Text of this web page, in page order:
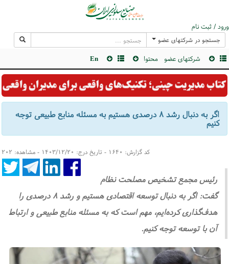
ورود / ثبت نام
جستجو در شرکتهای عضو
شرکتهای عضو محتوا En
اگر به دنبال رشد ۸ درصدی هستیم به مسئله منابع طبیعی توجه
کنیم
کد گزارش: ۱۶۴۰ - تاریخ درج: ۱۴۰۳/۱۲/۲۰ - مشاهده: ۲۰۲
رئیس مجمع تشخیص مصلحت نظام
گفت: اگر به دنبال توسعه اقتصادی هستیم و رشد ۸ درصدی را
هدف‌گذاری کرده‌ایم، مهم است که به مسئله منابع طبیعی و ارتباط
آن با توسعه توجه کنیم.